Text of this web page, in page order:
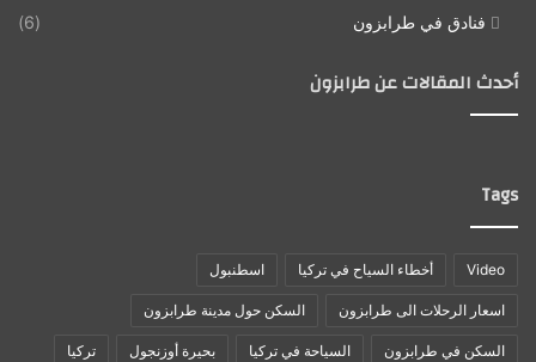
فنادق في طرابزون
(6)
أحدث المقالات عن طرابزون
Tags
Video أخطاء السياح في تركيا اسطنبول
اسعار الرحلات الى طرابزون السكن حول مدينة طرابزون
السكن في طرابزون السياحة في تركيا بحيرة أوزنجول تركيا